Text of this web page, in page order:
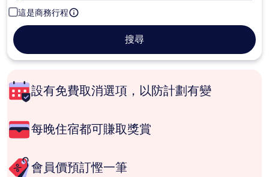
這是商務行程
搜尋
設有免費取消選項，以防計劃有變
每晚住宿都可賺取獎賞
會員價預訂慳一筆